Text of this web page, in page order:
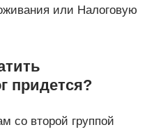
или Налоговую
придется?
со второй группой